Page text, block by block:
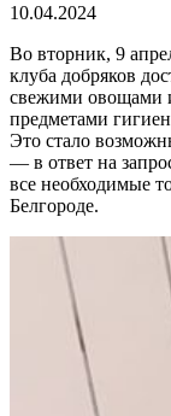
10.04.2024
Во вторник, 9
клуба добряков
свежими овощами
предметами
Это стало
— в ответ на
все необходимые
Белгороде.